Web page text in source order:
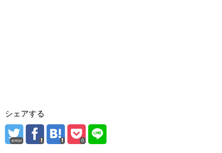
シェアする
error 0